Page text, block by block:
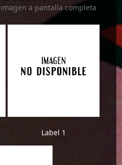
a pantalla completa
Label 1